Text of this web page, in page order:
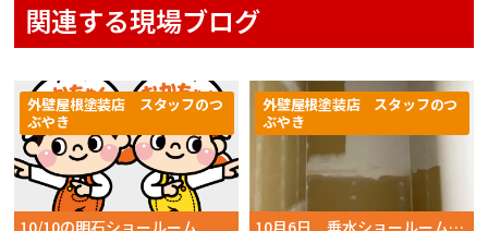
関連する現場ブログ
外壁屋根塗装店 スタッフのつ
ぶやき
外壁屋根塗装店 スタッフのつ
ぶやき